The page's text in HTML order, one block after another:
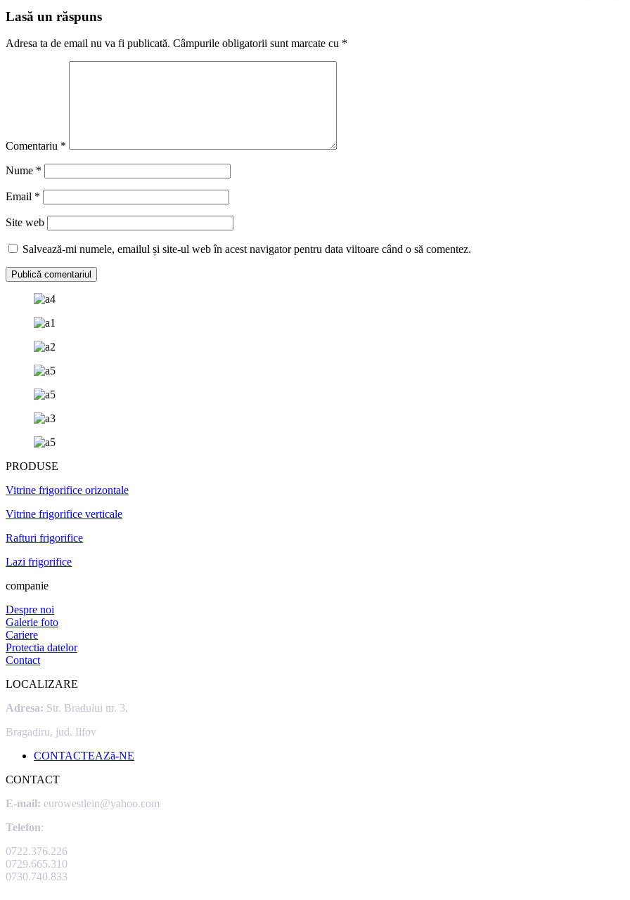
Lasă un răspuns
Adresa ta de email nu va fi publicată. Câmpurile obligatorii sunt marcate cu *
Comentariu *
Nume *
Email *
Site web
Salvează-mi numele, emailul și site-ul web în acest navigator pentru data viitoare când o să comentez.
PRODUSE
Vitrine frigorifice orizontale
Vitrine frigorifice verticale
Rafturi frigorifice
Lazi frigorifice
companie
Despre noi
Galerie foto
Cariere
Protectia datelor
Contact
LOCALIZARE
Adresa: Str. Bradului nr. 3,
Bragadiru, jud. Ilfov
CONTACTEAZă-NE
CONTACT
E-mail: eurowestlein@yahoo.com
Telefon:
0722.376.226
0729.665.310
0730.740.833